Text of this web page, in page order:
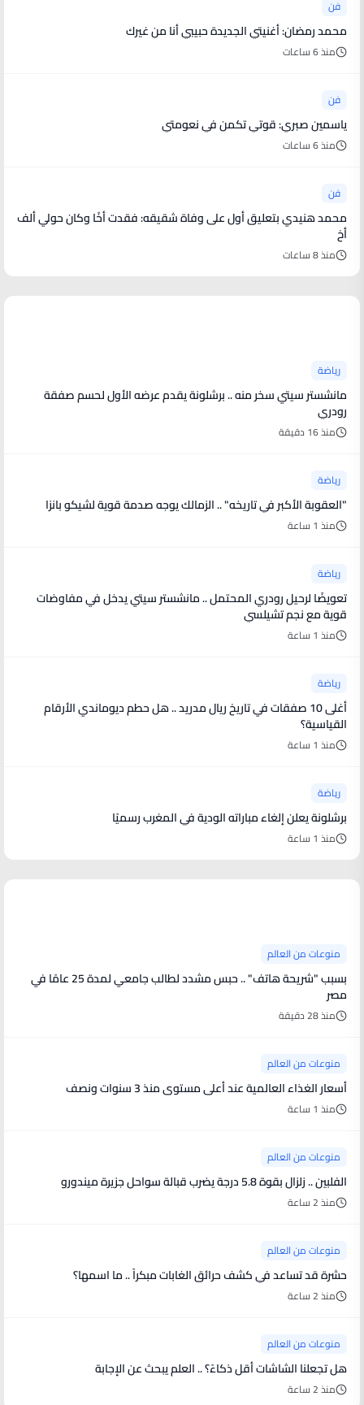
فن
محمد رمضان: أغنيتي الجديدة حبيبي أنا من غيرك
منذ 6 ساعات
فن
ياسمين صبري: قوتي تكمن في نعومتي
منذ 6 ساعات
فن
محمد هنيدي بتعليق أول على وفاة شقيقه: فقدت أخًا وكان حولي ألف
أخ
منذ 8 ساعات
رياضة
مانشستر سيتي سخر منه .. برشلونة يقدم عرضه الأول لحسم صفقة
رودري
منذ 16 دقيقة
رياضة
"العقوبة الأكبر في تاريخه" .. الزمالك يوجه صدمة قوية لشيكو بانزا
منذ 1 ساعة
رياضة
تعويضًا لرحيل رودري المحتمل .. مانشستر سيتي يدخل في مفاوضات
قوية مع نجم تشيلسي
منذ 1 ساعة
رياضة
أغلى 10 صفقات في تاريخ ريال مدريد .. هل حطم ديوماندي الأرقام
القياسية؟
منذ 1 ساعة
رياضة
برشلونة يعلن إلغاء مباراته الودية في المغرب رسميًا
منذ 1 ساعة
منوعات من العالم
بسبب "شريحة هاتف" .. حبس مشدد لطالب جامعي لمدة 25 عامًا في
مصر
منذ 28 دقيقة
منوعات من العالم
أسعار الغذاء العالمية عند أعلى مستوى منذ 3 سنوات ونصف
منذ 1 ساعة
منوعات من العالم
الفلبين .. زلزال بقوة 5.8 درجة يضرب قبالة سواحل جزيرة ميندورو
منذ 2 ساعة
منوعات من العالم
حشرة قد تساعد في كشف حرائق الغابات مبكراً .. ما اسمها؟
منذ 2 ساعة
منوعات من العالم
هل تجعلنا الشاشات أقل ذكاءً؟ .. العلم يبحث عن الإجابة
منذ 2 ساعة